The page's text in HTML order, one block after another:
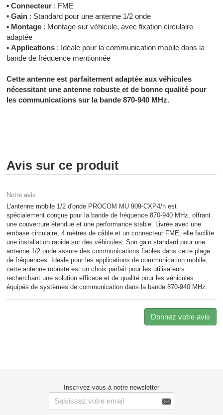
▪ Connecteur : FME
▪ Gain : Standard pour une antenne 1/2 onde
▪ Montage : Montage sur véhicule, avec fixation circulaire
adaptée
▪ Applications : Idéale pour la communication mobile dans la
bande de fréquence mentionnée
Cette antenne est parfaitement adaptée aux véhicules
nécessitant une antenne robuste et de bonne qualité pour
les communications sur la bande 870-940 MHz.
Avis sur ce produit
Notre avis
L'antenne mobile 1/2 d'onde PROCOM MU 909-CXP4/h est
spécialement conçue pour la bande de fréquence 870-940 MHz, offrant
une couverture étendue et une performance stable. Livrée avec une
embase circulaire, 4 mètres de câble et un connecteur FME, elle facilite
une installation rapide sur des véhicules. Son gain standard pour une
antenne 1/2 onde assure des communications fiables dans cette plage
de fréquences. Idéale pour les applications de communication mobile,
cette antenne robuste est un choix parfait pour les utilisateurs
recherchant une solution efficace et de qualité pour les véhicules
équipés de systèmes de communication dans la bande 870-940 MHz.
Donnez votre avis
Inscrivez-vous à notre newsletter
